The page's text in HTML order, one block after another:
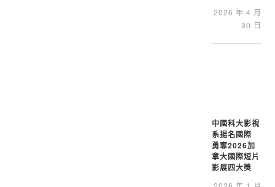
2026 年 4 月
30 日
中國科大影視
系揚名國際
勇奪2026加
拿大國際短片
影展四大獎